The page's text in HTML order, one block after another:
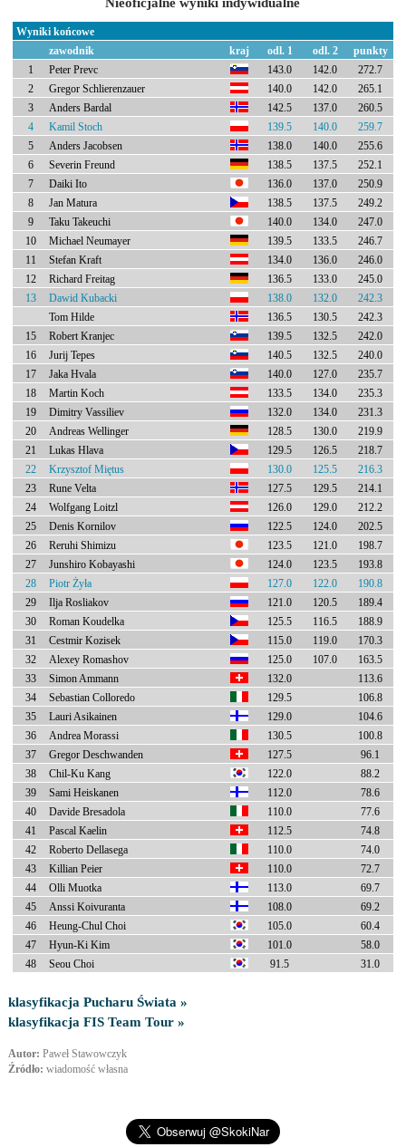
Wyniki końcowe
zawodnik
kraj odl. 1 odl. 2
punkty
1
Peter Prevc 143.0 142.0
272.7
2
Gregor Schlierenzauer 140.0 142.0
265.1
3
Anders Bardal 142.5 137.0
260.5
4
Kamil Stoch 139.5 140.0
259.7
5
Anders Jacobsen 138.0 140.0
255.6
6
Severin Freund 138.5 137.5
252.1
7
Daiki Ito 136.0 137.0
250.9
8
Jan Matura 138.5 137.5
249.2
9
Taku Takeuchi 140.0 134.0
247.0
10
Michael Neumayer 139.5 133.5
246.7
11
Stefan Kraft 134.0 136.0
246.0
12
Richard Freitag 136.5 133.0
245.0
13
Dawid Kubacki 138.0 132.0
242.3
Tom Hilde
136.5 130.5
242.3
15
Robert Kranjec 139.5 132.5
242.0
16
Jurij Tepes 140.5 132.5
240.0
17
Jaka Hvala 140.0 127.0
235.7
18
Martin Koch 133.5 134.0
235.3
19
Dimitry Vassiliev 132.0 134.0
231.3
20
Andreas Wellinger 128.5 130.0
219.9
21
Lukas Hlava 129.5 126.5
218.7
22
Krzysztof Miętus 130.0 125.5
216.3
23
Rune Velta 127.5 129.5
214.1
24
Wolfgang Loitzl 126.0 129.0
212.2
25
Denis Kornilov 122.5 124.0
202.5
26
Reruhi Shimizu 123.5 121.0
198.7
27
Junshiro Kobayashi 124.0 123.5
193.8
28
Piotr Żyła 127.0 122.0
190.8
29
Ilja Rosliakov 121.0 120.5
189.4
30
Roman Koudelka 125.5 116.5
188.9
31
Cestmir Kozisek 115.0 119.0
170.3
32
Alexey Romashov 125.0 107.0
163.5
33
Simon Ammann 132.0
113.6
34
Sebastian Colloredo 129.5
106.8
35
Lauri Asikainen 129.0
104.6
36
Andrea Morassi 130.5
100.8
37
Gregor Deschwanden 127.5
96.1
38
Chil-Ku Kang 122.0
88.2
39
Sami Heiskanen 112.0
78.6
40
Davide Bresadola 110.0
77.6
41
Pascal Kaelin 112.5
74.8
42
Roberto Dellasega 110.0
74.0
43
Killian Peier 110.0
72.7
44
Olli Muotka 113.0
69.7
45
Anssi Koivuranta 108.0
69.2
46
Heung-Chul Choi 105.0
60.4
47
Hyun-Ki Kim 101.0
58.0
48
Seou Choi 91.5 31.0
klasyfikacja Pucharu Świata »
klasyfikacja FIS Team Tour »
Autor: Paweł Stawowczyk
Źródło: wiadomość własna